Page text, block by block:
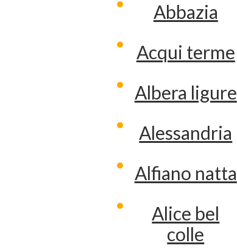
Abbazia
Acqui terme
Albera ligure
Alessandria
Alfiano natta
Alice bel
colle